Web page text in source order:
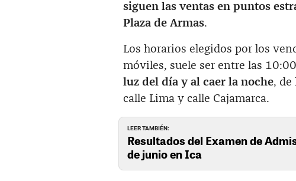
siguen las ventas en puntos
Plaza de Armas.
Los horarios elegidos por los
móviles, suele ser entre las
luz del día y al caer la noche, de
calle Lima y calle Cajamarca.
LEER TAMBIÉN:
Resultados del Examen de
de junio en Ica